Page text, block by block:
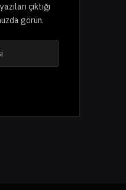
çıktığı
görün.